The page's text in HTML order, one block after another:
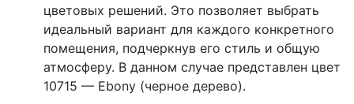
цветовых решений. Это позволяет выбрать
идеальный вариант для каждого конкретного
помещения, подчеркнув его стиль и общую
атмосферу. В данном случае представлен цвет
10715 — Ebony (черное дерево).